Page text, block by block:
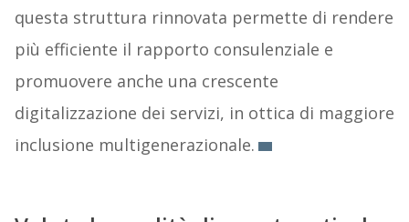
questa struttura rinnovata permette di rendere
più efficiente il rapporto consulenziale e
promuovere anche una crescente
digitalizzazione dei servizi, in ottica di maggiore
inclusione multigenerazionale.